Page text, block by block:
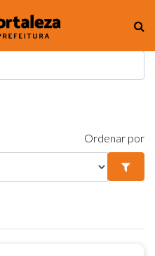
Ordenar por